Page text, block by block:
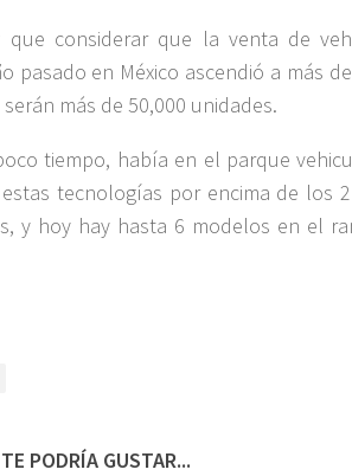
que considerar que la venta de
pasado en México ascendió a más
más de 50,000 unidades.
tiempo, había en el parque
tecnologías por encima de los
y hoy hay hasta 6 modelos en el
PODRÍA GUSTAR...